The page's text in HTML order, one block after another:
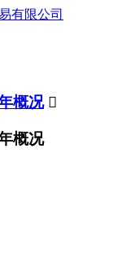
概况 
概况